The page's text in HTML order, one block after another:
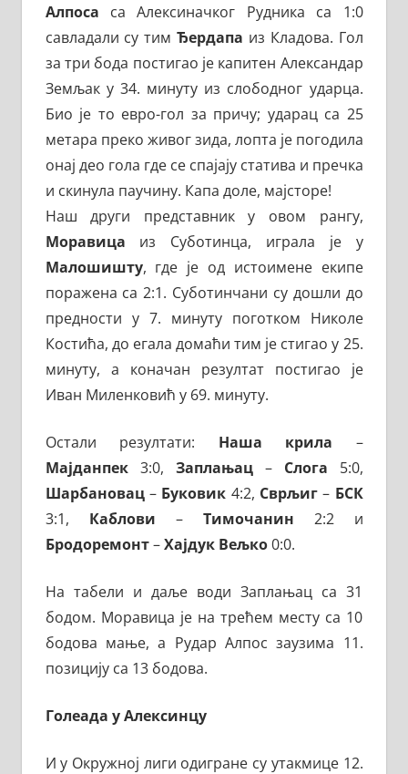
Алпоса са Алексиначког Рудника са 1:0
савладали су тим Ђердапа из Кладова. Гол
за три бода постигао је капитен Александар
Земљак у 34. минуту из слободног ударца.
Био је то евро-гол за причу; ударац са 25
метара преко живог зида, лопта је погодила
онај део гола где се спајају статива и пречка
и скинула паучину. Капа доле, мајсторе!
Наш други представник у овом рангу,
Моравица из Суботинца, играла је у
Малошишту, где је од истоимене екипе
поражена са 2:1. Суботинчани су дошли до
предности у 7. минуту поготком Николе
Костића, до егала домаћи тим је стигао у 25.
минуту, а коначан резултат постигао је
Иван Миленковић у 69. минуту.
Остали резултати: Наша крила –
Мајданпек3:0, Заплањац– Слога 5:0,
Шарбановац– Буковик 4:2, Сврљиг– БСК
3:1, Каблови – Тимочанин 2:2 и
Бродоремонт–Хајдук Вељко0:0.
На табели и даље води Заплањац са 31
бодом. Моравица је на трећем месту са 10
бодова мање, а Рудар Алпос заузима 11.
позицију са 13 бодова.
Голеада у Алексинцу
И у Окружној лиги одигране су утакмице 12.